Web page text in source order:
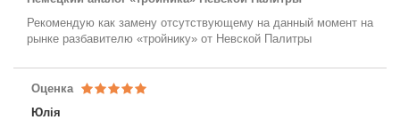
Рекомендую как замену отсутствующему на данный момент на
рынке разбавителю «тройнику» от Невской Палитры
Оценка
Юлія